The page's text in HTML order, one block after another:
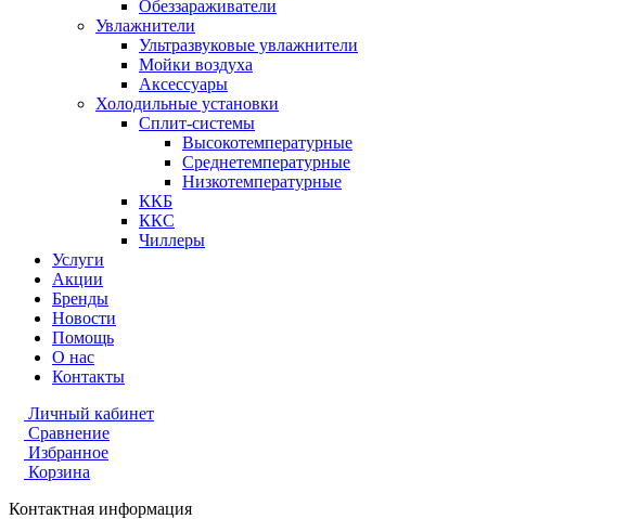
Обеззараживатели
Увлажнители
Ультразвуковые увлажнители
Мойки воздуха
Аксессуары
Холодильные установки
Сплит-системы
Высокотемпературные
Среднетемпературные
Низкотемпературные
ККБ
ККС
Чиллеры
Услуги
Акции
Бренды
Новости
Помощь
О нас
Контакты
Личный кабинет
Сравнение
Избранное
Корзина
Контактная информация